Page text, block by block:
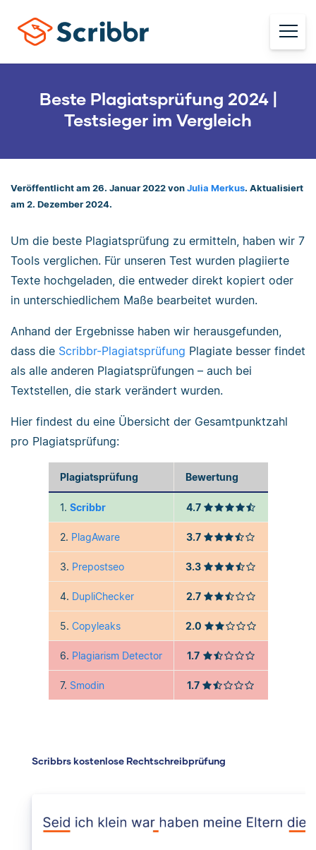
Beste Plagiatsprüfung 2024 |
Testsieger im Vergleich
Veröffentlicht am 26. Januar 2022 von Julia Merkus. Aktualisiert
am 2. Dezember 2024.
Um die beste Plagiatsprüfung zu ermitteln, haben wir 7
Tools verglichen. Für unseren Test wurden plagiierte
Texte hochgeladen, die entweder direkt kopiert oder
in unterschiedlichem Maße bearbeitet wurden.
Anhand der Ergebnisse haben wir herausgefunden,
dass die Scribbr-Plagiatsprüfung Plagiate besser findet
als alle anderen Plagiatsprüfungen – auch bei
Textstellen, die stark verändert wurden.
Hier findest du eine Übersicht der Gesamtpunktzahl
pro Plagiatsprüfung:
Plagiatsprüfung Bewertung
1. Scribbr 4.7
2. PlagAware 3.7
3. Prepostseo 3.3
4. DupliChecker 2.7
5. Copyleaks 2.0
6. Plagiarism Detector 1.7
7. Smodin 1.7
Scribbrs kostenlose Rechtschreibprüfung